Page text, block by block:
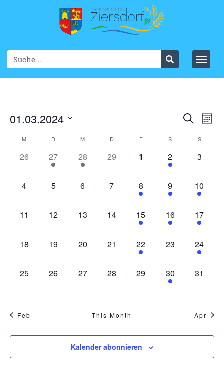
UND
Suche
01.03.2024
wählen.
KALENDER
VON
VERANSTALTUNGEN
M D M D F S S
0 Veranstaltungen,
26 1 Veranstaltung,
27 2 Veranstaltungen,
28 0 Veranstaltungen,
29 0 Veranstaltungen,
1 1
2 0
3
0 Veranstaltungen,
4 0 Veranstaltungen,
5 0 Veranstaltungen,
6 0 Veranstaltungen,
7 1 Veranstaltung,
8 2
9 1
10
0 Veranstaltungen,
11 0 Veranstaltungen,
12 0 Veranstaltungen,
13 0 Veranstaltungen,
14 1 Veranstaltung,
15 2
16 1
17
0 Veranstaltungen,
18 0 Veranstaltungen,
19 0 Veranstaltungen,
20 0 Veranstaltungen,
21 1 Veranstaltung,
22 0
23 1
24
0 Veranstaltungen,
25 0 Veranstaltungen,
26 0 Veranstaltungen,
27 0 Veranstaltungen,
28 0 Veranstaltungen,
29 1 Veranstaltung,
30 0
31
Feb This Month Apr
Kalender abonnieren